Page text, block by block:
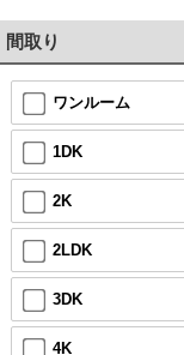
間取り
ワンルーム
1DK
2K
2LDK
3DK
4K